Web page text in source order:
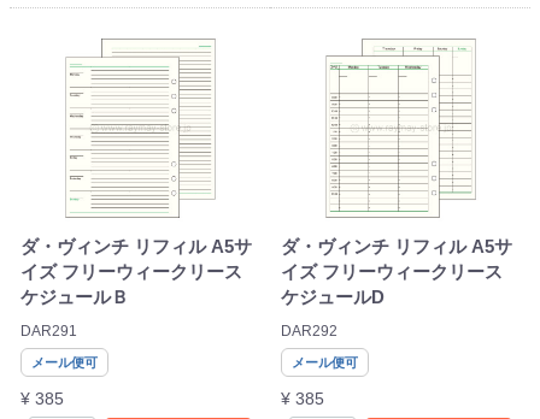
ダ・ヴィンチ リフィル A5サ
イズ フリーウィークリース
ケジュールＢ
DAR291
メール便可
¥ 385
ダ・ヴィンチ リフィル A5サ
イズ フリーウィークリース
ケジュールD
DAR292
メール便可
¥ 385